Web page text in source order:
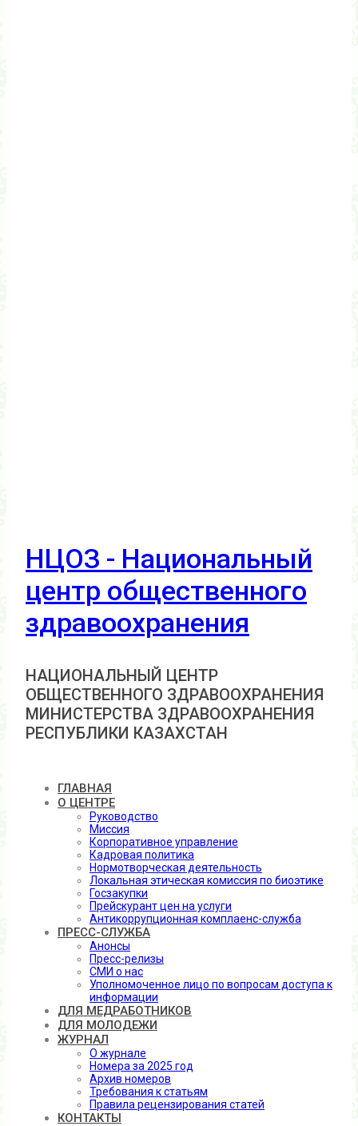
НЦОЗ - Национальный
центр общественного
здравоохранения
НАЦИОНАЛЬНЫЙ ЦЕНТР
ОБЩЕСТВЕННОГО ЗДРАВООХРАНЕНИЯ
МИНИСТЕРСТВА ЗДРАВООХРАНЕНИЯ
РЕСПУБЛИКИ КАЗАХСТАН
ГЛАВНАЯ
О ЦЕНТРЕ
Руководство
Миссия
Корпоративное управление
Кадровая политика
Нормотворческая деятельность
Локальная этическая комиссия по биоэтике
Госзакупки
Прейскурант цен на услуги
Антикоррупционная комплаенс-служба
ПРЕСС-СЛУЖБА
Анонсы
Пресс-релизы
СМИ о нас
Уполномоченное лицо по вопросам доступа к
информации
ДЛЯ МЕДРАБОТНИКОВ
ДЛЯ МОЛОДЕЖИ
ЖУРНАЛ
О журнале
Номера за 2025 год
Архив номеров
Требования к статьям
Правила рецензирования статей
КОНТАКТЫ